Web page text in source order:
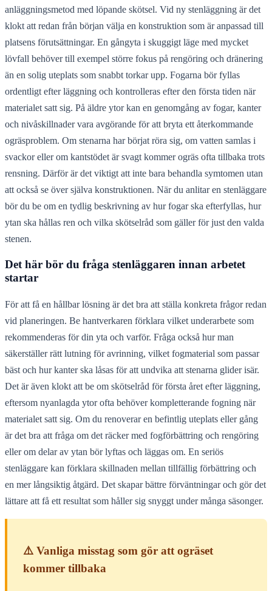
anläggningsmetod med löpande skötsel. Vid ny stenläggning är det
klokt att redan från början välja en konstruktion som är anpassad till
platsens förutsättningar. En gångyta i skuggigt läge med mycket
lövfall behöver till exempel större fokus på rengöring och dränering
än en solig uteplats som snabbt torkar upp. Fogarna bör fyllas
ordentligt efter läggning och kontrolleras efter den första tiden när
materialet satt sig. På äldre ytor kan en genomgång av fogar, kanter
och nivåskillnader vara avgörande för att bryta ett återkommande
ogräsproblem. Om stenarna har börjat röra sig, om vatten samlas i
svackor eller om kantstödet är svagt kommer ogräs ofta tillbaka trots
rensning. Därför är det viktigt att inte bara behandla symtomen utan
att också se över själva konstruktionen. När du anlitar en stenläggare
bör du be om en tydlig beskrivning av hur fogar ska efterfyllas, hur
ytan ska hållas ren och vilka skötselråd som gäller för just den valda
stenen.
Det här bör du fråga stenläggaren innan arbetet
startar
För att få en hållbar lösning är det bra att ställa konkreta frågor redan
vid planeringen. Be hantverkaren förklara vilket underarbete som
rekommenderas för din yta och varför. Fråga också hur man
säkerställer rätt lutning för avrinning, vilket fogmaterial som passar
bäst och hur kanter ska låsas för att undvika att stenarna glider isär.
Det är även klokt att be om skötselråd för första året efter läggning,
eftersom nyanlagda ytor ofta behöver kompletterande fogning när
materialet satt sig. Om du renoverar en befintlig uteplats eller gång
är det bra att fråga om det räcker med fogförbättring och rengöring
eller om delar av ytan bör lyftas och läggas om. En seriös
stenläggare kan förklara skillnaden mellan tillfällig förbättring och
en mer långsiktig åtgärd. Det skapar bättre förväntningar och gör det
lättare att få ett resultat som håller sig snyggt under många säsonger.
⚠️ Vanliga misstag som gör att ogräset
kommer tillbaka